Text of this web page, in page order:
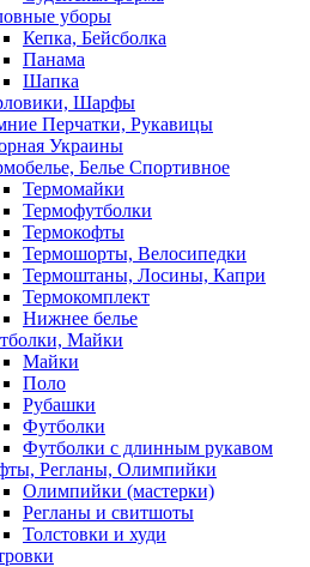
уборы
Кепка, Бейсболка
Панама
Шапка
Шарфы
Перчатки, Рукавицы
Украины
Белье Спортивное
Термомайки
Термофутболки
Термокофты
Термошорты, Велосипедки
Термоштаны, Лосины, Капри
Термокомплект
Нижнее белье
Майки
Майки
Поло
Рубашки
Футболки
Футболки с длинным рукавом
Регланы, Олимпийки
Олимпийки (мастерки)
Регланы и свитшоты
Толстовки и худи